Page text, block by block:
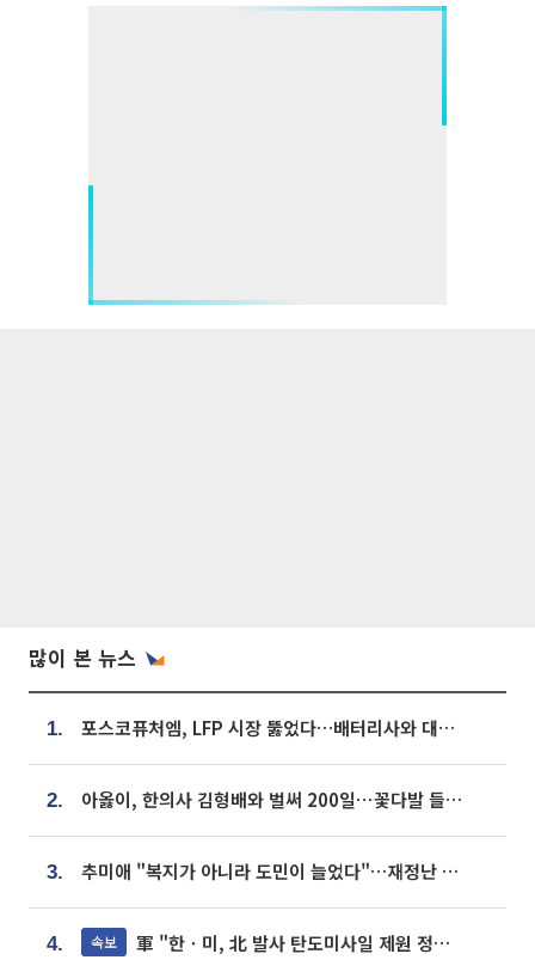
많이 본 뉴스
1. 포스코퓨처엠, LFP 시장 뚫었다…배터리사와 대규모 장기 공급 합의
2. 아옳이, 한의사 김형배와 벌써 200일⋯꽃다발 들고 "프러포즈 아냐"
3. 추미애 "복지가 아니라 도민이 늘었다"…재정난 책임론 정면돌파
4. 속보 軍 "한ㆍ미, 北 발사 탄도미사일 제원 정밀분석 중"